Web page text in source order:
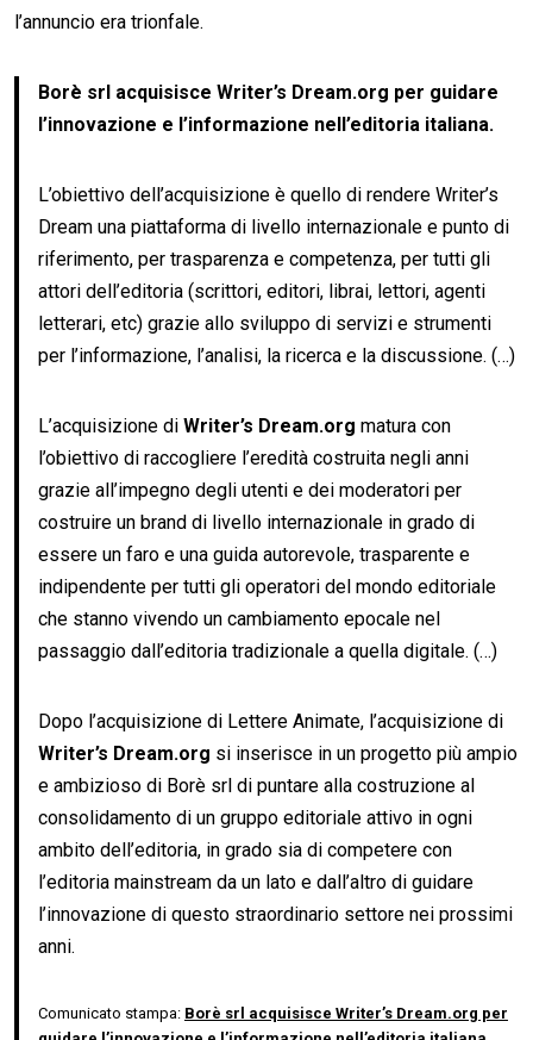
l’annuncio era trionfale.
Borè srl acquisisce Writer’s Dream.org per guidare
l’innovazione e l’informazione nell’editoria italiana.
L’obiettivo dell’acquisizione è quello di rendere Writer’s
Dream una piattaforma di livello internazionale e punto di
riferimento, per trasparenza e competenza, per tutti gli
attori dell’editoria (scrittori, editori, librai, lettori, agenti
letterari, etc) grazie allo sviluppo di servizi e strumenti
per l’informazione, l’analisi, la ricerca e la discussione. (…)
L’acquisizione di Writer’s Dream.org matura con
l’obiettivo di raccogliere l’eredità costruita negli anni
grazie all’impegno degli utenti e dei moderatori per
costruire un brand di livello internazionale in grado di
essere un faro e una guida autorevole, trasparente e
indipendente per tutti gli operatori del mondo editoriale
che stanno vivendo un cambiamento epocale nel
passaggio dall’editoria tradizionale a quella digitale. (…)
Dopo l’acquisizione di Lettere Animate, l’acquisizione di
Writer’s Dream.org si inserisce in un progetto più ampio
e ambizioso di Borè srl di puntare alla costruzione al
consolidamento di un gruppo editoriale attivo in ogni
ambito dell’editoria, in grado sia di competere con
l’editoria mainstream da un lato e dall’altro di guidare
l’innovazione di questo straordinario settore nei prossimi
anni.
Comunicato stampa: Borè srl acquisisce Writer’s Dream.org per